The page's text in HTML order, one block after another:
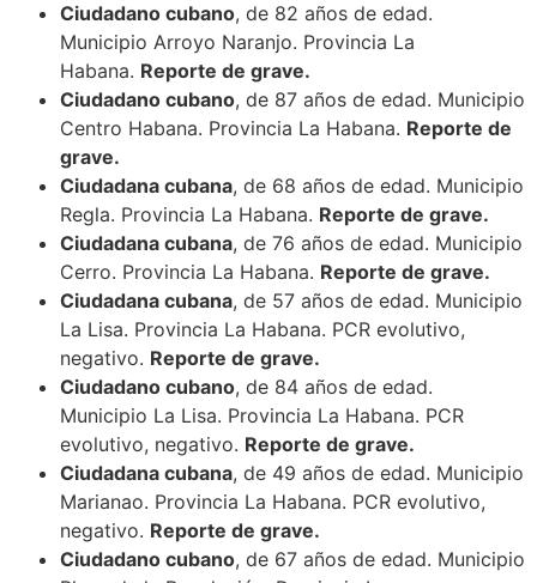
Ciudadano cubano, de 82 años de edad.
Municipio Arroyo Naranjo. Provincia La
Habana. Reporte de grave.
Ciudadano cubano, de 87 años de edad. Municipio
Centro Habana. Provincia La Habana. Reporte de
grave.
Ciudadana cubana, de 68 años de edad. Municipio
Regla. Provincia La Habana. Reporte de grave.
Ciudadana cubana, de 76 años de edad. Municipio
Cerro. Provincia La Habana. Reporte de grave.
Ciudadana cubana, de 57 años de edad. Municipio
La Lisa. Provincia La Habana. PCR evolutivo,
negativo. Reporte de grave.
Ciudadano cubano, de 84 años de edad.
Municipio La Lisa. Provincia La Habana. PCR
evolutivo, negativo. Reporte de grave.
Ciudadana cubana, de 49 años de edad. Municipio
Marianao. Provincia La Habana. PCR evolutivo,
negativo. Reporte de grave.
Ciudadano cubano, de 67 años de edad. Municipio